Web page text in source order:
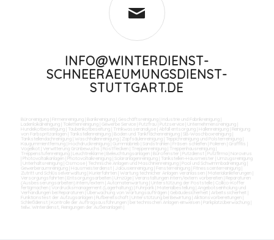
INFO@WINTERDIENST-
SCHNEERAEUMUNGSDIENST-
STUTTGART.DE
Büroreinigung| Firmenreinigung| Bankreinigung| Geschäftsreinigung| Industrie und Fabrikreinigung|
Ladenlokalreinigung| Toilettenreinigung| Gewerbe Service| Putzfrau| Putzservice| Unternehmensreinigung|
Hundekotbeseitigung| Taubenkotbeseitung| Trinkwasseranalyse| Abfall entsorgung| Hallenreinigung| Reinigung
von Farbspritzanlagen
Tankstellenreinigung| Boden und Tankflächenreinigung| SB-Waschboxreinigung|
Tankstellendachreinigung| Waschhallenreinigung| Zapfsäulenreinigung| Teppichreinigung und Polsterreinigung|
Kaugummientfernung| Hochdruckreinigung| Gummiabrieb| Sandstrahlen Fräsen schleifen Polieren Graffitis
Vogelkot
Verwitterung Grünbewuchs | Rostflecken Treppenreinigung| Treppenhausreinigung|
Treppenstufenreinigung| Leuchtreklame| Beleuchtungsanlagen Bürofenster Putzdienst |Putzfirma| Norovirus
Photovoltaikanlagen Photovoltaikreinigung| Solaranlagenreinigung| Tankstellen-Hausmeister
Umzugsreinigung
Unterhaltsreinigung| Osmose| Technische Anlagen und Maschinenreinigung| Pool und Schwimmbadreinigung|
Gewerberaumreinigung| Hausmeisterdienst Jalousienreinigung| Fensterreinigung| Fitnesscenterreinigung|
Zutritt und Schlüsselverwaltung| Kurierfahrten Wartung technicher Anlagen veranlassen Materialanlieferungen
Versorgungsfahrten
Entsorgungsarbeiten Umzüge| Veranstaltungen intern/extern vorbereiten
Reparaturen
(Ausbesserungsarbeiten) intern/extern
Automatenwartung| Unterstützung der Poststelle|
Collico-Koffer
fertigmachen
Vordrucksmanagement (Lagerhaltung)| Fuhrpark Materialbestellung| Angebotseinholung und
Verhandlungen bei Reparaturen |Überwachung von Wartungsaufträgen Gebäudesicherheit Arbeitssicherheit
Funktionstest der Aufzugsanlagen
Rufbereitschaft Unterstützung bei Bewirtung| Aktionsvorbereitungen
Schließdienst Kontrolle der Auftragsausführungen bei technischen Anlagen einweisen Parkplatzüberwachung|
teilw. Winterdienst, Reinigungen der Außenanlagen